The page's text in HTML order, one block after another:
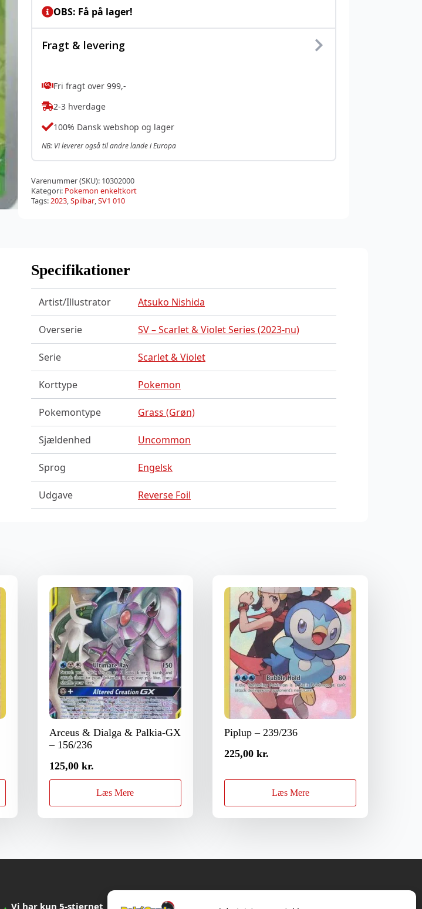
OBS: Få på lager!
Fragt & levering
Fri fragt over 999,-
2-3 hverdage
100% Dansk webshop og lager
NB: Vi leverer også til andre lande i Europa
Varenummer (SKU): 10302000
Kategori: Pokemon enkeltkort
Tags:2023,Spilbar,SV1 010
Specifikationer
Artist/Illustrator Atsuko Nishida
Overserie SV – Scarlet & Violet Series (2023-nu)
Serie Scarlet & Violet
Korttype Pokemon
Pokemontype Grass (Grøn)
Sjældenhed Uncommon
Sprog Engelsk
Udgave Reverse Foil
Arceus & Dialga & Palkia-GX
– 156/236
125,00 kr.
Læs Mere
Piplup – 239/236
225,00kr.
Læs Mere
Vi har kun 5-stjernet